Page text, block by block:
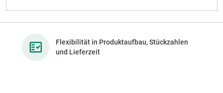
Flexibilität in Produktaufbau, Stückzahlen
und Lieferzeit